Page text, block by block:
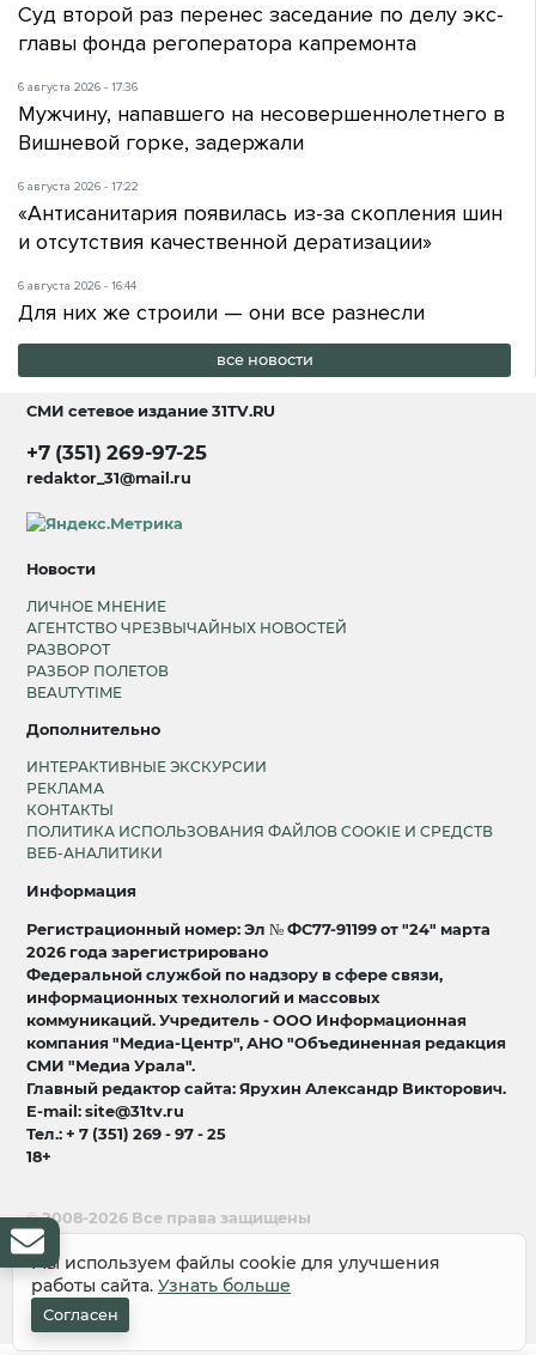
Суд второй раз перенес заседание по делу экс-
главы фонда регоператора капремонта
6 августа 2026 - 17:36
Мужчину, напавшего на несовершеннолетнего в
Вишневой горке, задержали
6 августа 2026 - 17:22
«Антисанитария появилась из-за скопления шин
и отсутствия качественной дератизации»
6 августа 2026 - 16:44
Для них же строили — они все разнесли
все новости
СМИ сетевое издание31TV.RU
+7 (351) 269-97-25
redaktor_31@mail.ru
Новости
ЛИЧНОЕ МНЕНИЕ
АГЕНТСТВО ЧРЕЗВЫЧАЙНЫХ НОВОСТЕЙ
РАЗВОРОТ
РАЗБОР ПОЛЕТОВ
BEAUTYTIME
Дополнительно
ИНТЕРАКТИВНЫЕ ЭКСКУРСИИ
РЕКЛАМА
КОНТАКТЫ
ПОЛИТИКА ИСПОЛЬЗОВАНИЯ ФАЙЛОВ COOKIE И СРЕДСТВ
ВЕБ-АНАЛИТИКИ
Информация
Регистрационный номер: Эл № ФС77-91199 от "24" марта
2026 года зарегистрировано
Федеральной службой по надзору в сфере связи,
информационных технологий и массовых
коммуникаций. Учредитель - ООО Информационная
компания "Медиа-Центр", АНО "Объединенная редакция
СМИ "Медиа Урала".
Главный редактор сайта: Ярухин Александр Викторович.
E-mail: site@31tv.ru
Тел.: + 7 (351) 269 - 97 - 25
18+
© 2008-2026 Все права защищены
разработка и продвижение:Lukevium
Мы используем файлы cookie для улучшения
работы сайта. Узнать больше
Согласен